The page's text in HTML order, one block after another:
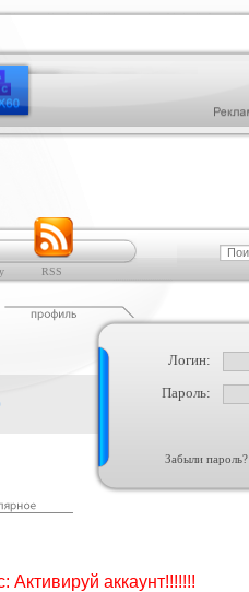
RSS
шаблонов № 1
Логин:
Пароль:
Забыли пароль?
Активируй аккаунт!!!!!!!